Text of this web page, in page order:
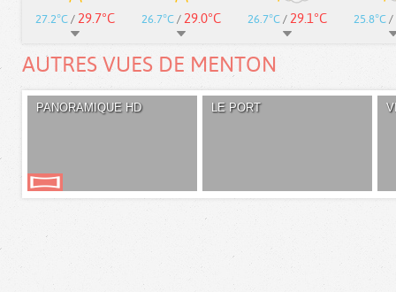
27.2°C / 29.7°C 26.7°C / 29.0°C 26.7°C / 29.1°C 25.8°C /
AUTRES VUES DE MENTON
PANORAMIQUE HD LE PORT